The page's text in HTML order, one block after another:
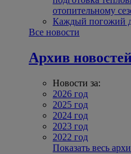
отопительному
Каждый погожий
Все новости
Архив новостей
Новости за:
2026 год
2025 год
2024 год
2023 год
2022 год
Показать весь